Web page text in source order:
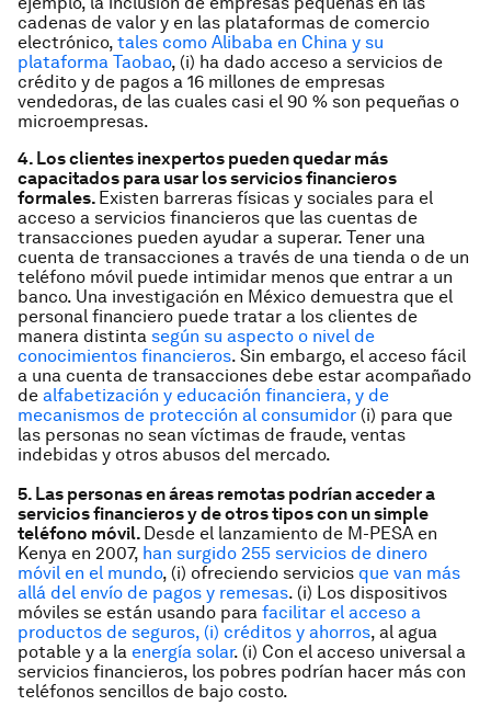
cadenas de valor y en las plataformas de comercio
electrónico, tales como Alibaba en China y su
plataforma Taobao, (i) ha dado acceso a servicios de
crédito y de pagos a 16 millones de empresas
vendedoras, de las cuales casi el 90 % son pequeñas o
microempresas.
4. Los clientes inexpertos pueden quedar más
capacitados para usar los servicios financieros
formales. Existen barreras físicas y sociales para el
acceso a servicios financieros que las cuentas de
transacciones pueden ayudar a superar. Tener una
cuenta de transacciones a través de una tienda o de un
teléfono móvil puede intimidar menos que entrar a un
banco. Una investigación en México demuestra que el
personal financiero puede tratar a los clientes de
manera distinta según su aspecto o nivel de
conocimientos financieros. Sin embargo, el acceso fácil
a una cuenta de transacciones debe estar acompañado
de alfabetización y educación financiera, y de
mecanismos de protección al consumidor (i) para que
las personas no sean víctimas de fraude, ventas
indebidas y otros abusos del mercado.
5. Las personas en áreas remotas podrían acceder a
servicios financieros y de otros tipos con un simple
teléfono móvil. Desde el lanzamiento de M-PESA en
Kenya en 2007, han surgido 255 servicios de dinero
móvil en el mundo, (i) ofreciendo servicios que van más
allá del envío de pagos y remesas. (i) Los dispositivos
móviles se están usando para facilitar el acceso a
productos de seguros, (i) créditos y ahorros, al agua
potable y a la energía solar. (i) Con el acceso universal a
servicios financieros, los pobres podrían hacer más con
teléfonos sencillos de bajo costo.